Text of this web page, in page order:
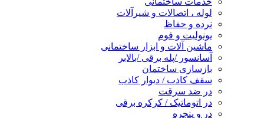
لوله ، اتصالات و شیرآلات
نرده و حفاظ
یونولیت و فوم
ماشین آلات و ابزار ساختمانی
آسانسور /پله برقی /بالابر
بازسازی ساختمان
سقف کاذب / دیوار کاذب
در ضد سرقت
در اتوماتیک / کرکره برقی
در و پنجره